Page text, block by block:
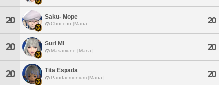
20 Saku- Mope
Chocobo [Mana] 20
20 Suri Mi
Masamune [Mana] 20
20 Tita Espada
Pandaemonium [Mana] 20